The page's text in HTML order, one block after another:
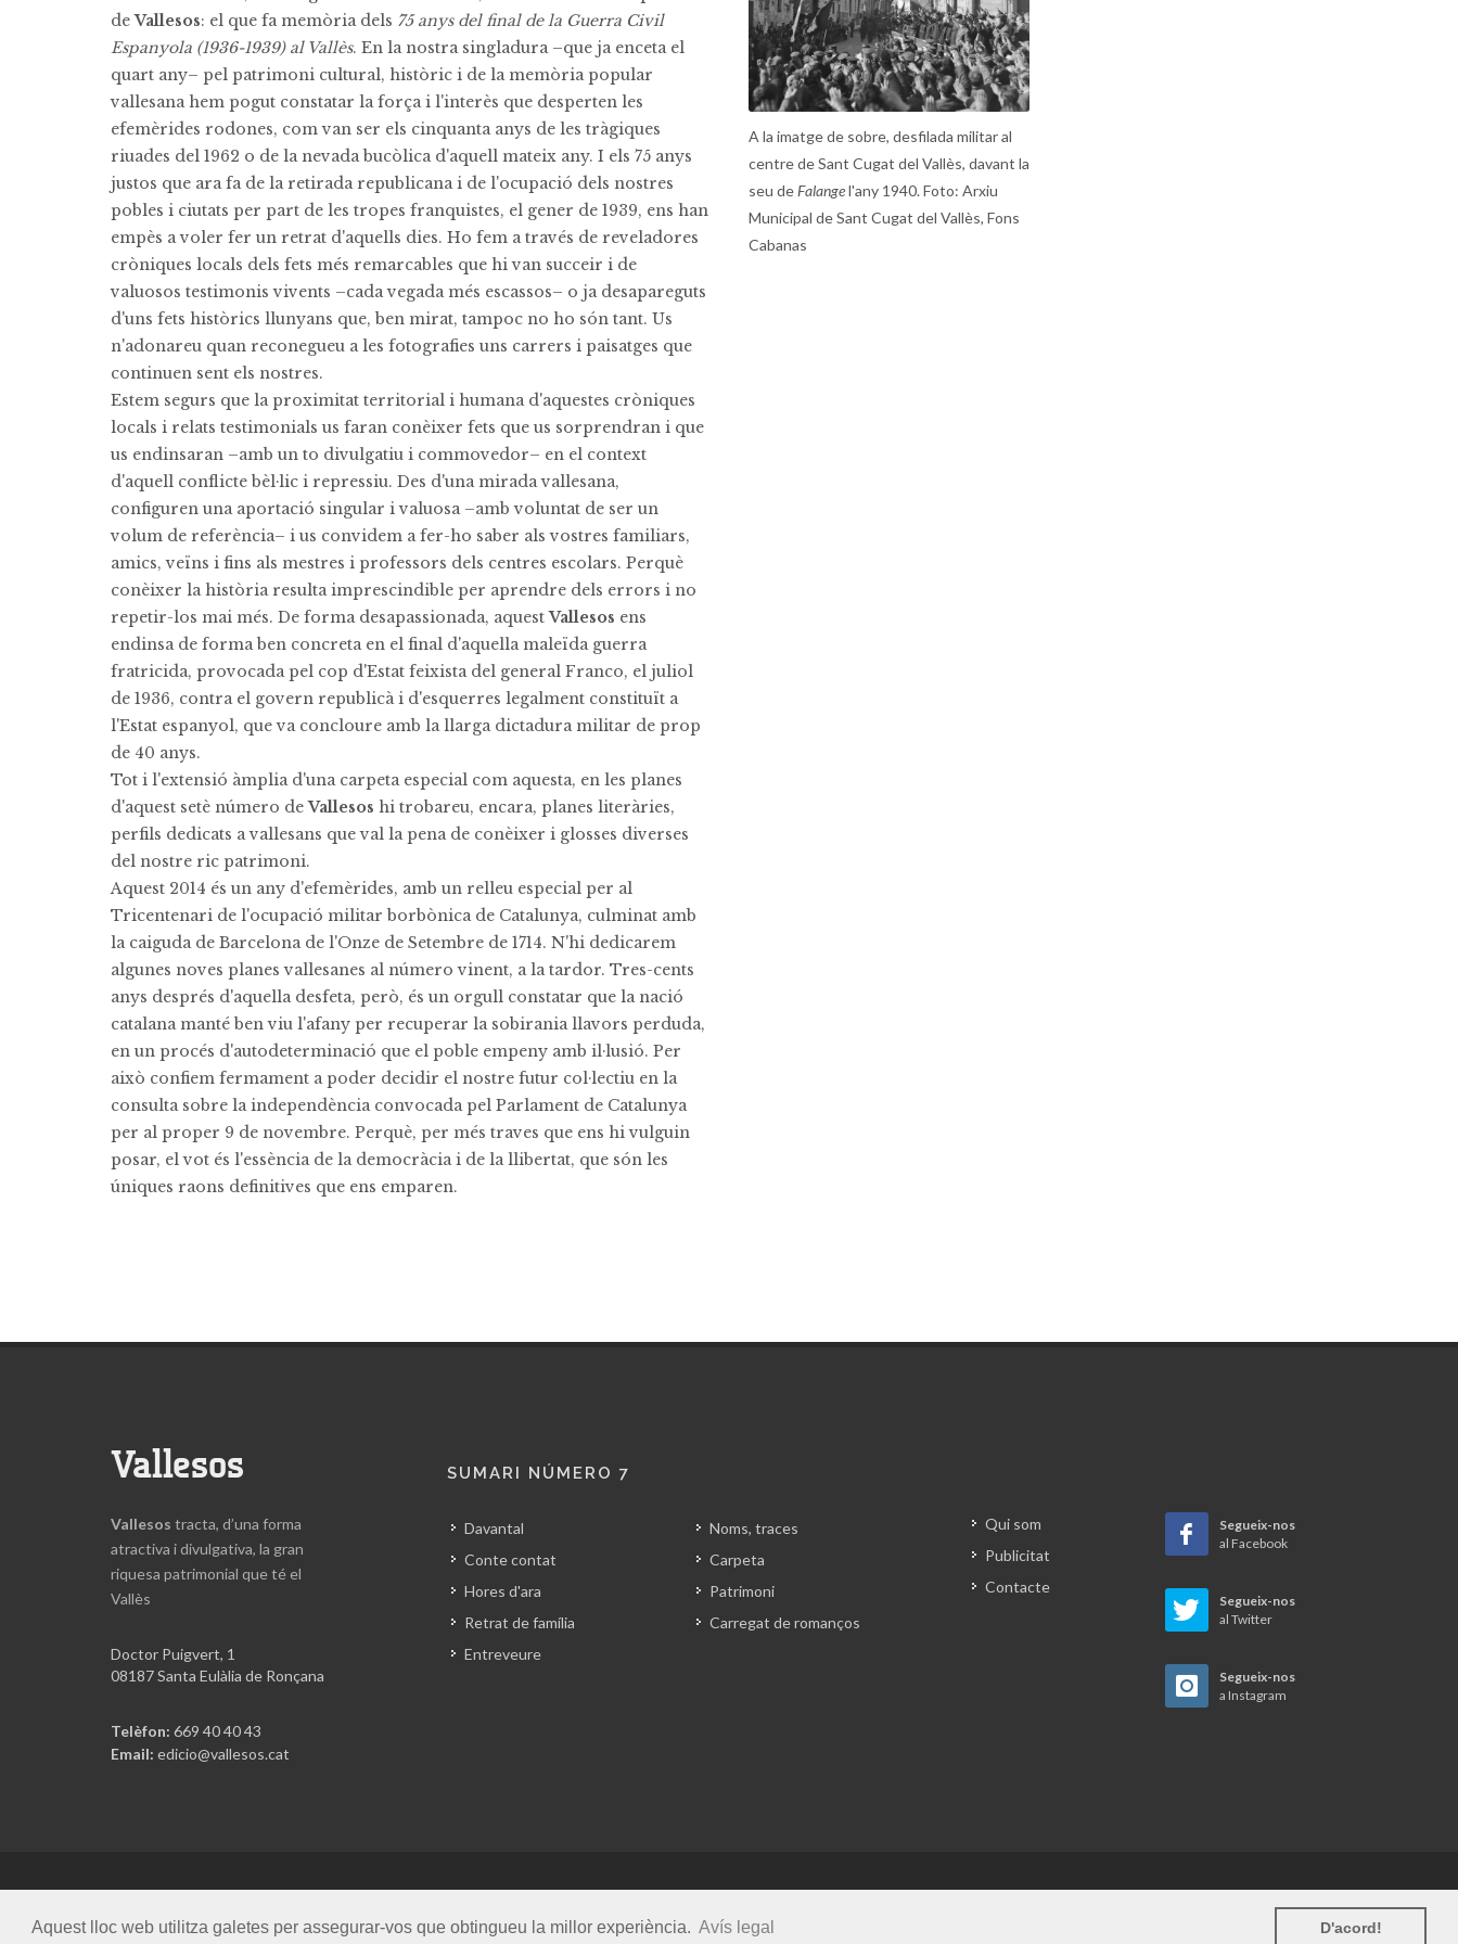
Aquest lloc web utilitza galetes per assegurar-vos que obtingueu la millor experiència. Avís legal D'acord!
deVallesos: el que fa memòria dels 75 anys del final de la Guerra Civil
Espanyola (1936-1939) al Vallès. En la nostra singladura –que ja enceta el
quart any– pel patrimoni cultural, històric i de la memòria popular
vallesana hem pogut constatar la força i l'interès que desperten les
efemèrides rodones, com van ser els cinquanta anys de les tràgiques
riuades del 1962 o de la nevada bucòlica d'aquell mateix any. I els 75 anys
justos que ara fa de la retirada republicana i de l'ocupació dels nostres
pobles i ciutats per part de les tropes franquistes, el gener de 1939, ens han
empès a voler fer un retrat d'aquells dies. Ho fem a través de reveladores
cròniques locals dels fets més remarcables que hi van succeir i de
valuosos testimonis vivents –cada vegada més escassos– o ja desapareguts
d'uns fets històrics llunyans que, ben mirat, tampoc no ho són tant. Us
n'adonareu quan reconegueu a les fotografies uns carrers i paisatges que
continuen sent els nostres.
Estem segurs que la proximitat territorial i humana d'aquestes cròniques
locals i relats testimonials us faran conèixer fets que us sorprendran i que
us endinsaran –amb un to divulgatiu i commovedor– en el context
d'aquell conflicte bèl·lic i repressiu. Des d'una mirada vallesana,
configuren una aportació singular i valuosa –amb voluntat de ser un
volum de referència– i us convidem a fer-ho saber als vostres familiars,
amics, veïns i fins als mestres i professors dels centres escolars. Perquè
conèixer la història resulta imprescindible per aprendre dels errors i no
repetir-los mai més. De forma desapassionada, aquestVallesos ens
endinsa de forma ben concreta en el final d'aquella maleïda guerra
fratricida, provocada pel cop d'Estat feixista del general Franco, el juliol
de 1936, contra el govern republicà i d'esquerres legalment constituït a
l'Estat espanyol, que va concloure amb la llarga dictadura militar de prop
de 40 anys.
Tot i l'extensió àmplia d'una carpeta especial com aquesta, en les planes
d'aquest setè número deVallesos hi trobareu, encara, planes literàries,
perfils dedicats a vallesans que val la pena de conèixer i glosses diverses
del nostre ric patrimoni.
Aquest 2014 és un any d'efemèrides, amb un relleu especial per al
Tricentenari de l'ocupació militar borbònica de Catalunya, culminat amb
la caiguda de Barcelona de l'Onze de Setembre de 1714. N'hi dedicarem
algunes noves planes vallesanes al número vinent, a la tardor. Tres-cents
anys després d'aquella desfeta, però, és un orgull constatar que la nació
catalana manté ben viu l'afany per recuperar la sobirania llavors perduda,
en un procés d'autodeterminació que el poble empeny amb il·lusió. Per
això confiem fermament a poder decidir el nostre futur col·lectiu en la
consulta sobre la independència convocada pel Parlament de Catalunya
per al proper 9 de novembre. Perquè, per més traves que ens hi vulguin
posar, el vot és l'essència de la democràcia i de la llibertat, que són les
úniques raons definitives que ens emparen.
A la imatge de sobre, desfilada militar al
centre de Sant Cugat del Vallès, davant la
seu deFalangel'any 1940. Foto: Arxiu
Municipal de Sant Cugat del Vallès, Fons
Cabanas
Vallesos
Vallesos tracta, d’una forma
atractiva i divulgativa, la gran
riquesa patrimonial que té el
Vallès
Doctor Puigvert, 1
08187 Santa Eulàlia de Ronçana
Telèfon: 669 40 40 43
Email: edicio@vallesos.cat
SUMARI NÚMERO 7
Davantal
Conte contat
Hores d'ara
Retrat de família
Entreveure
Noms, traces
Carpeta
Patrimoni
Carregat de romanços
Qui som
Publicitat
Contacte
Segueix-nos
al Facebook
Segueix-nos
al Twitter
Segueix-nos
a Instagram
Avís legal